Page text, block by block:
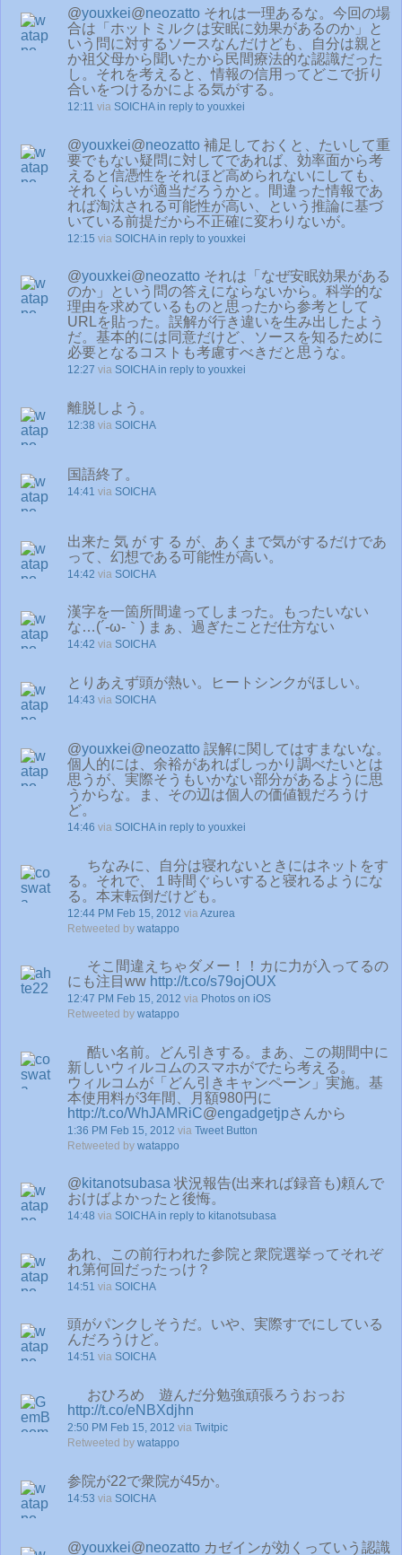
@youxkei@neozatto それは一理あるな。今回の場
合は「ホットミルクは安眠に効果があるのか」と
いう問に対するソースなんだけども、自分は親と
か祖父母から聞いたから民間療法的な認識だった
し。それを考えると、情報の信用ってどこで折り
合いをつけるかによる気がする。
12:11 via SOICHA in reply to youxkei
@youxkei@neozatto 補足しておくと、たいして重
要でもない疑問に対してであれば、効率面から考
えると信憑性をそれほど高められないにしても、
それくらいが適当だろうかと。間違った情報であ
れば淘汰される可能性が高い、という推論に基づ
いている前提だから不正確に変わりないが。
12:15 via SOICHA in reply to youxkei
@youxkei@neozatto それは「なぜ安眠効果がある
のか」という問の答えにならないから。科学的な
理由を求めているものと思ったから参考として
URLを貼った。誤解が行き違いを生み出したよう
だ。基本的には同意だけど、ソースを知るために
必要となるコストも考慮すべきだと思うな。
12:27 via SOICHA in reply to youxkei
離脱しよう。
12:38 via SOICHA
国語終了。
14:41 via SOICHA
出来た 気 が す る が、あくまで気がするだけであ
って、幻想である可能性が高い。
14:42 via SOICHA
漢字を一箇所間違ってしまった。もったいない
な…(´-ω-｀) まぁ、過ぎたことだ仕方ない
14:42 via SOICHA
とりあえず頭が熱い。ヒートシンクがほしい。
14:43 via SOICHA
@youxkei@neozatto 誤解に関してはすまないな。
個人的には、余裕があればしっかり調べたいとは
思うが、実際そうもいかない部分があるように思
うからな。ま、その辺は個人の価値観だろうけ
ど。
14:46 via SOICHA in reply to youxkei
ちなみに、自分は寝れないときにはネットをす
る。それで、１時間ぐらいすると寝れるようにな
る。本末転倒だけども。
12:44 PM Feb 15, 2012 viaAzurea
Retweeted by watappo
そこ間違えちゃダメー！！カに力が入ってるの
にも注目ww http://t.co/s79ojOUX
12:47 PM Feb 15, 2012 via Photos on iOS
Retweeted by watappo
酷い名前。どん引きする。まあ、この期間中に
新しいウィルコムのスマホがでたら考える。
ウィルコムが「どん引きキャンペーン」実施。基
本使用料が3年間、月額980円に
http://t.co/WhJAMRiC@engadgetjpさんから
1:36 PM Feb 15, 2012 via Tweet Button
Retweeted by watappo
@kitanotsubasa 状況報告(出来れば録音も)頼んで
おけばよかったと後悔。
14:48 via SOICHA in reply to kitanotsubasa
あれ、この前行われた参院と衆院選挙ってそれぞ
れ第何回だったっけ？
14:51 via SOICHA
頭がパンクしそうだ。いや、実際すでにしている
んだろうけど。
14:51 via SOICHA
おひろめ 遊んだ分勉強頑張ろうおっお
http://t.co/eNBXdjhn
2:50 PM Feb 15, 2012 via Twitpic
Retweeted by watappo
参院が22で衆院が45か。
14:53 via SOICHA
@youxkei@neozatto カゼインが効くっていう認識